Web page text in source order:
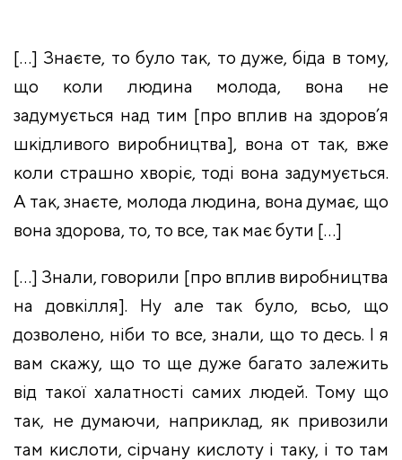
[…] Знаєте, то було так, то дуже, біда в тому,
що коли людина молода, вона не
задумується над тим [про вплив на здоров’я
шкідливого виробництва], вона от так, вже
коли страшно хворіє, тоді вона задумується.
А так, знаєте, молода людина, вона думає, що
вона здорова, то, то все, так має бути […]
[…] Знали, говорили [про вплив виробництва
на довкілля]. Ну але так було, всьо, що
дозволено, ніби то все, знали, що то десь. І я
вам скажу, що то ще дуже багато залежить
від такої халатності самих людей. Тому що
так, не думаючи, наприклад, як привозили
там кислоти, сірчану кислоту і таку, і то там